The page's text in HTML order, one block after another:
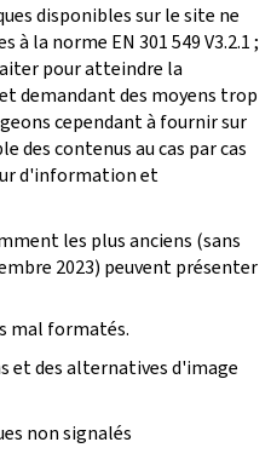
disponibles sur le site ne
la norme EN 301 549 V3.2.1 ;
pour atteindre la
des moyens trop
cependant à fournir sur
des contenus au cas par cas
d'information et
les plus anciens (sans
2023) peuvent présenter
mal formatés.
et des alternatives d'image
non signalés